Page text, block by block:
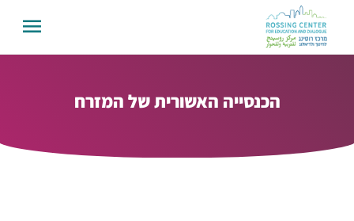
הכנסייה האשורית של המזרח